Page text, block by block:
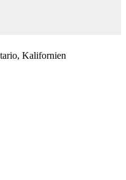
Kalifornien